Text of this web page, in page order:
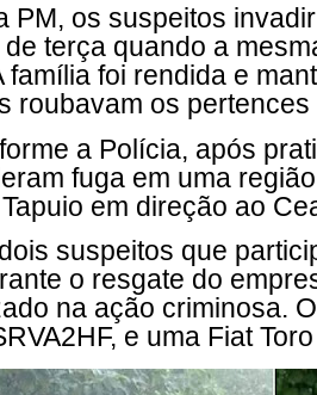
PM, os suspeitos
terça quando a
família foi rendida e
roubavam os
a Polícia, após
fuga em uma
em direção ao
suspeitos que
o resgate do
na ação criminosa.
e uma Fiat